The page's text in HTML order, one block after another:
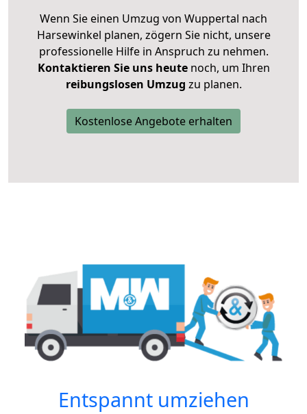
Wenn Sie einen Umzug von Wuppertal nach
Harsewinkel planen, zögern Sie nicht, unsere
professionelle Hilfe in Anspruch zu nehmen.
Kontaktieren Sie uns heutenoch, um Ihren
reibungslosen Umzug zu planen.
Kostenlose Angebote erhalten
Entspannt umziehen